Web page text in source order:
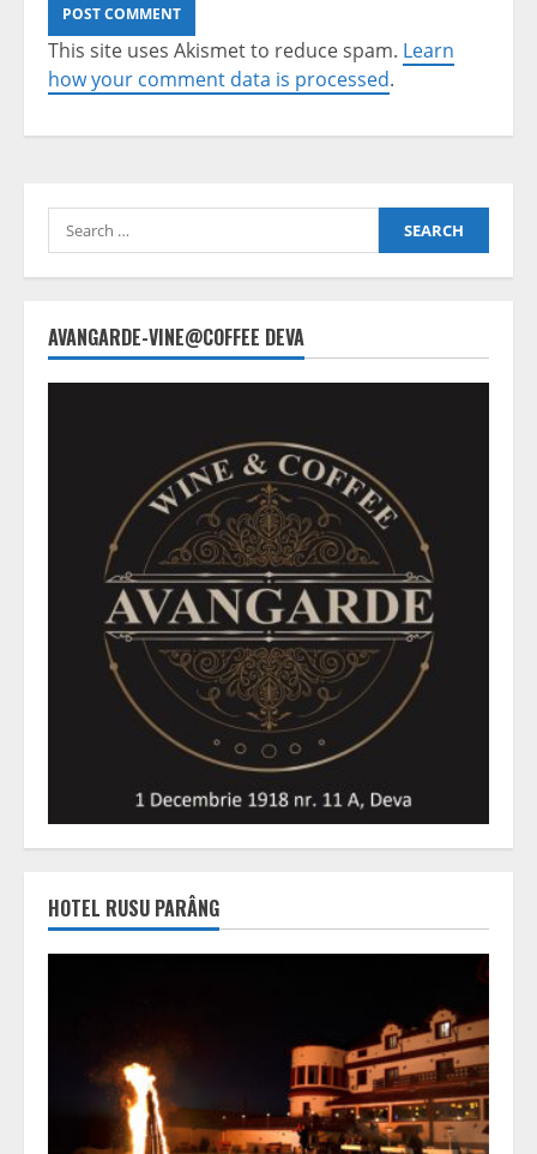
This site uses Akismet to reduce spam. Learn
how your comment data is processed.
Search
for:
AVANGARDE-VINE@COFFEE DEVA
HOTEL RUSU PARÂNG